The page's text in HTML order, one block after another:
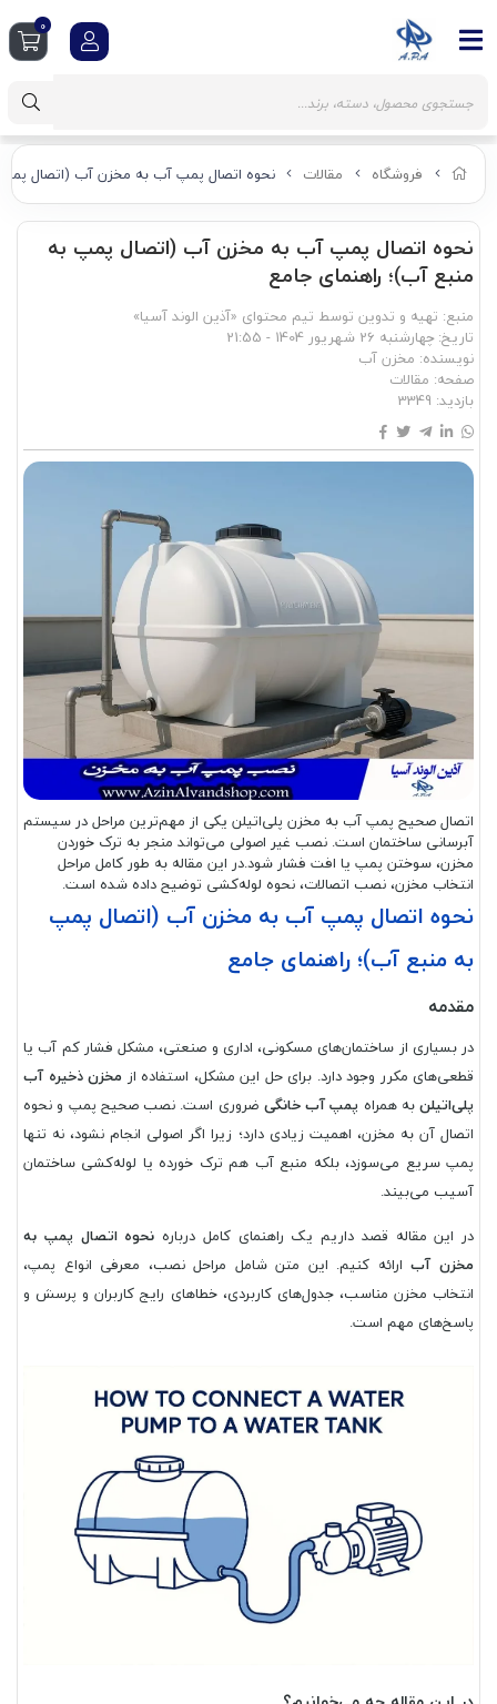
فروشگاه مقالات نحوه اتصال پمپ آب به مخزن آب (اتصال پمپ
نحوه اتصال پمپ آب به مخزن آب (اتصال پمپ به
منبع آب)؛ راهنمای جامع
منبع: تهیه و تدوین توسط تیم محتوای «آذین الوند آسیا»
تاریخ:چهارشنبه 26 شهریور 1404 - 21:55
نویسنده: مخزن آب
صفحه: مقالات
بازدید: 3349
اتصال صحیح پمپ آب به مخزن پلی‌اتیلن یکی از مهم‌ترین مراحل در سیستم
آبرسانی ساختمان است. نصب غیر اصولی می‌تواند منجر به ترک خوردن
مخزن، سوختن پمپ یا افت فشار شود.در این مقاله به طور کامل مراحل
انتخاب مخزن، نصب اتصالات، نحوه لوله‌کشی توضیح داده شده است.
نحوه اتصال پمپ آب به مخزن آب (اتصال پمپ
به منبع آب)؛ راهنمای جامع
مقدمه
در بسیاری از ساختمان‌های مسکونی، اداری و صنعتی، مشکل فشار کم آب یا
قطعی‌های مکرر وجود دارد. برای حل این مشکل، استفاده از مخزن ذخیره آب
پلی‌اتیلنبه همراه پمپ آب خانگی ضروری است. نصب صحیح پمپ و نحوه
اتصال آن به مخزن، اهمیت زیادی دارد؛ زیرا اگر اصولی انجام نشود، نه تنها
پمپ سریع می‌سوزد، بلکه منبع آب هم ترک خورده یا لوله‌کشی ساختمان
آسیب می‌بیند.
در این مقاله قصد داریم یک راهنمای کامل درباره نحوه اتصال پمپ به
مخزن آبارائه کنیم. این متن شامل مراحل نصب، معرفی انواع پمپ،
انتخاب مخزن مناسب، جدول‌های کاربردی، خطاهای رایج کاربران و پرسش و
پاسخ‌های مهم است.
0